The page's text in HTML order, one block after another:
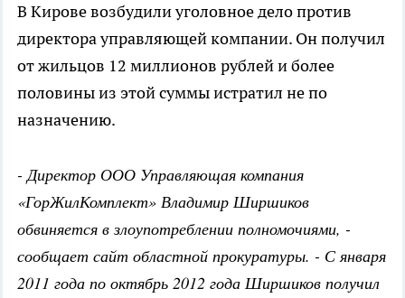
В Кирове возбудили уголовное дело против
директора управляющей компании. Он получил
от жильцов 12 миллионов рублей и более
половины из этой суммы истратил не по
назначению.
- Директор ООО Управляющая компания
«ГорЖилКомплект» Владимир Ширшиков
обвиняется в злоупотреблении полномочиями, -
сообщает сайт областной прокуратуры. - С января
2011 года по октябрь 2012 года Ширшиков получил